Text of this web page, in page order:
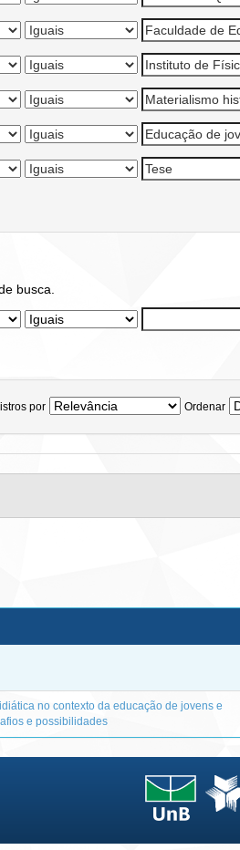
busca.
por Ordenar
no contexto da educação de jovens e
e possibilidades